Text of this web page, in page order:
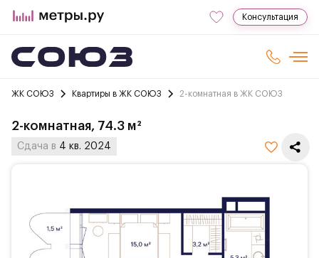
Консультация
ЖК СОЮЗ Квартиры в ЖК СОЮЗ 2-комнатная в ЖК СОЮЗ
2-комнатная, 74.3 м²
Сдача в 4 кв. 2024